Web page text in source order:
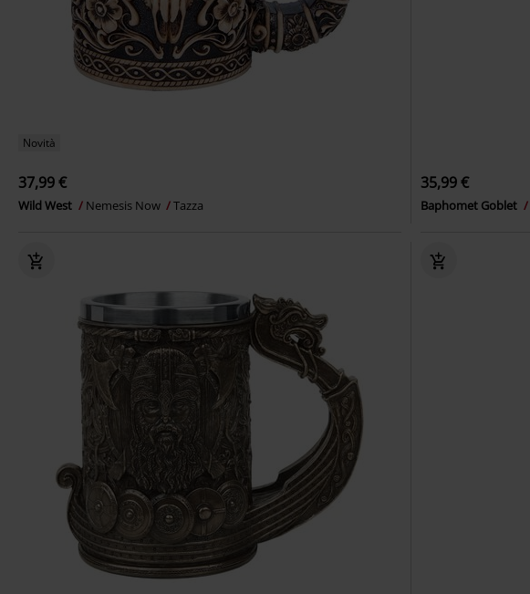
Novità
37,99 €
Wild West Nemesis Now Tazza
35,99 €
Baphomet Goblet